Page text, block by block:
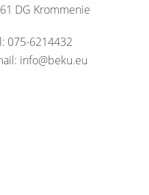
DG Krommenie
075-6214432
info@beku.eu